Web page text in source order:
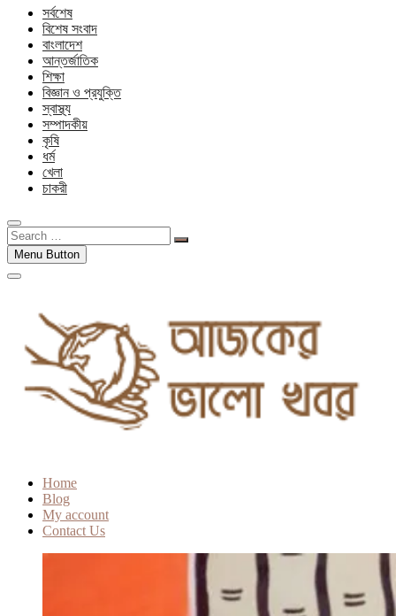
সর্বশেষ
বিশেষ সংবাদ
বাংলাদেশ
আন্তর্জাতিক
শিক্ষা
বিজ্ঞান ও প্রযুক্তি
স্বাস্থ্য
সম্পাদকীয়
কৃষি
ধর্ম
খেলা
চাকরী
Search
…Menu Button
Home
Blog
My account
Contact Us